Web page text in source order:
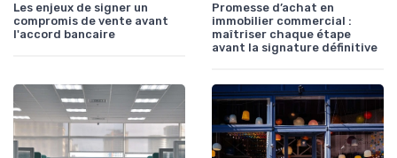
Les enjeux de signer un
compromis de vente avant
l'accord bancaire
Promesse d’achat en
immobilier commercial :
maîtriser chaque étape
avant la signature définitive